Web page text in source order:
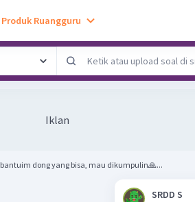
Produk Ruangguru
Iklan
bantuim dong yang bisa, mau dikumpulin🙏...
SRDD S